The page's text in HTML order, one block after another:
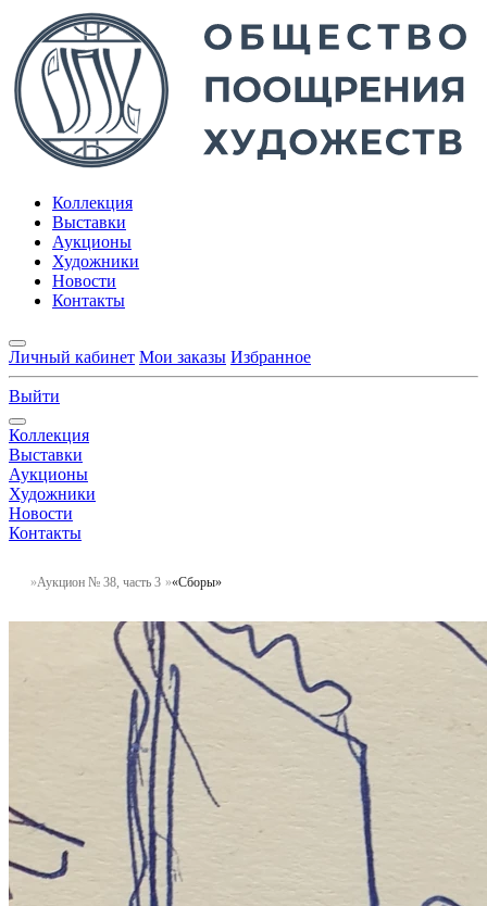
Коллекция
Выставки
Аукционы
Художники
Новости
Контакты
Личный кабинет Мои заказы Избранное
Выйти
Коллекция
Выставки
Аукционы
Художники
Новости
Контакты
Аукцион № 38, часть 3 «Сборы»